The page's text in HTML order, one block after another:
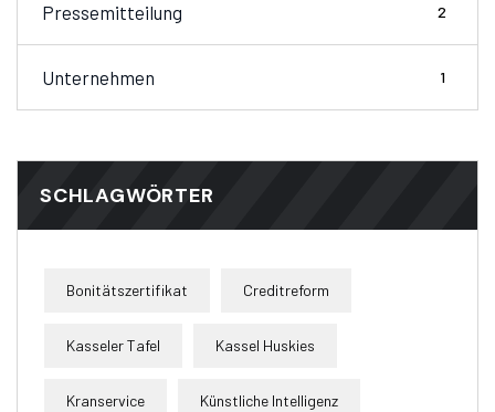
Pressemitteilung 2
Unternehmen 1
SCHLAGWÖRTER
Bonitätszertifikat Creditreform
Kasseler Tafel Kassel Huskies
Kranservice Künstliche Intelligenz